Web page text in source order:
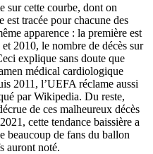
sur cette courbe, dont on
est tracée pour chacune des
apparence : la première est
2010, le nombre de décès sur
explique sans doute que
médical cardiologique
2011, l’UEFA réclame aussi
par Wikipedia. Du reste,
de ces malheureux décès
cette tendance baissière a
beaucoup de fans du ballon
auront noté.